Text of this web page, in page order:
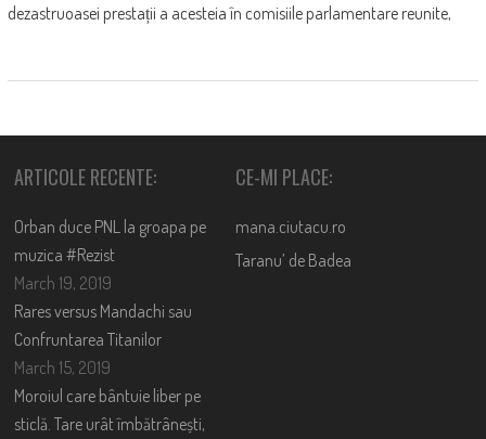
dezastruoasei prestații a acesteia în comisiile parlamentare reunite,
ARTICOLE RECENTE:
Orban duce PNL la groapa pe
muzica #Rezist
March 19, 2019
Rares versus Mandachi sau
Confruntarea Titanilor
March 15, 2019
Moroiul care bântuie liber pe
sticlă. Tare urât îmbătrânești,
CE-MI PLACE:
mana.ciutacu.ro
Taranu’ de Badea